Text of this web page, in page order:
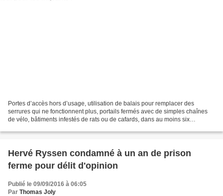
Portes d’accès hors d’usage, utilisation de balais pour remplacer des
serrures qui ne fonctionnent plus, portails fermés avec de simples chaînes
de vélo, bâtiments infestés de rats ou de cafards, dans au moins six
Hervé Ryssen condamné à un an de prison
ferme pour délit d'opinion
Publié le 09/09/2016 à 06:05
Par Thomas Joly